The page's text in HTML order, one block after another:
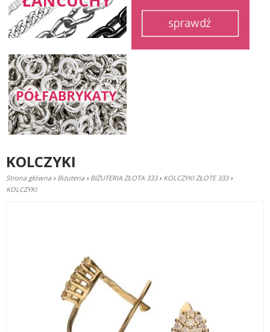
KOLCZYKI
Strona główna › Biżuteria › BIŻUTERIA ZŁOTA 333 › KOLCZYKI ZŁOTE 333 ›
KOLCZYKI